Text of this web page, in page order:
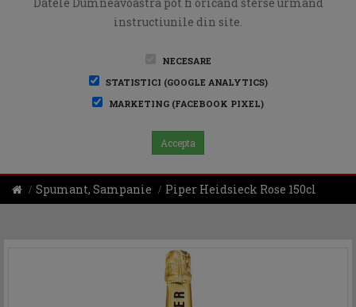
instructiunile din site.
NECESARE
STATISTICI (GOOGLE ANALYTICS)
MARKETING (FACEBOOK PIXEL)
Accepta
Spumant, Sampanie Piper Heidsieck Rose 150cl